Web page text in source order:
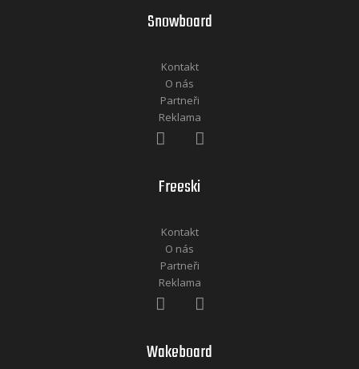
Snowboard
Kontakt
O nás
Partneři
Reklama
Freeski
Kontakt
O nás
Partneři
Reklama
Wakeboard